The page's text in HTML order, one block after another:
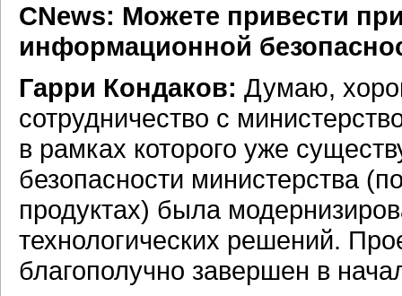
CNews: Можете привести
информационной
Гарри Кондаков: Думаю,
сотрудничество с
в рамках которого уже
безопасности министерства
продуктах) была
технологических решений.
благополучно завершен в